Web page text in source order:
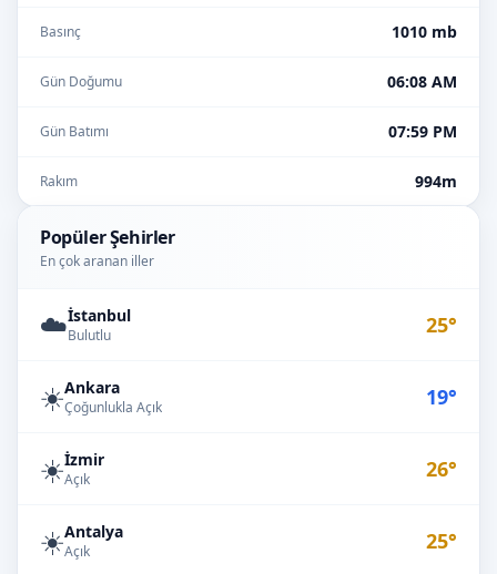
Basınç 1010 mb
Gün Doğumu 06:08 AM
Gün Batımı 07:59 PM
Rakım 994m
Popüler Şehirler
En çok aranan iller
☁️İstanbul
Bulutlu 25°
☀️Ankara
Çoğunlukla Açık 19°
☀️İzmir
Açık 26°
☀️Antalya
Açık 25°